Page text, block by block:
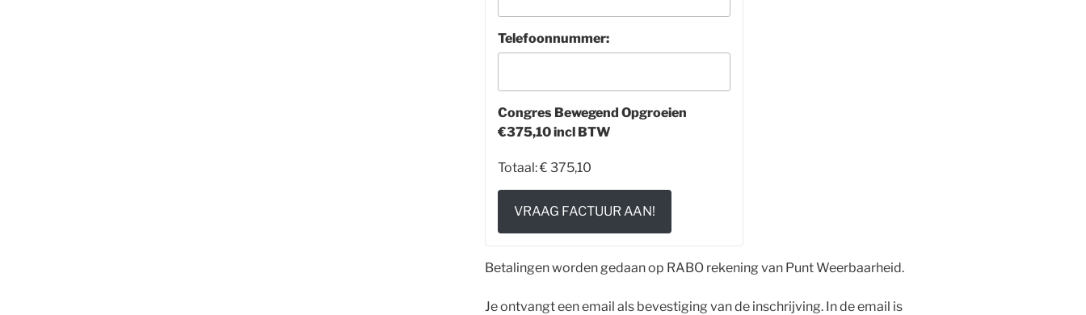
Telefoonnummer:
Congres Bewegend Opgroeien
€375,10 incl BTW
Totaal:€ 375,10
VRAAG FACTUUR AAN!
Betalingen worden gedaan op RABO rekening van Punt Weerbaarheid.
Je ontvangt een email als bevestiging van de inschrijving. In de email is